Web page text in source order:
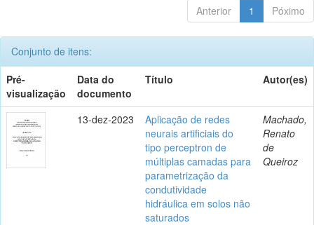
Anterior 1 Póximo
Conjunto de itens:
Pré-
visualização
Data do
documento
Título Autor(es)
13-dez-2023
Aplicação de redes
neurais artificiais do
tipo perceptron de
múltiplas camadas para
parametrização da
condutividade
hidráulica em solos não
saturados
Machado,
Renato
de
Queiroz